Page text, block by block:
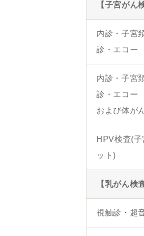
【子宮がん
内診・子宮
診・エコー
内診・子宮
診・エコー
および体が
HPV検査(
ット)
【乳がん検
視触診・超